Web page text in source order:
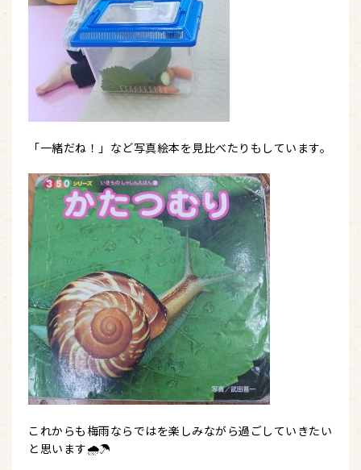
「一緒だね！」など写真絵本を見比べたりもしています。
これからも梅雨ならではを楽しみながら過ごしていきたい
と思います🌧️☂️